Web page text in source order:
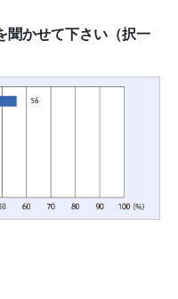
かせて下さい（択一